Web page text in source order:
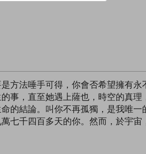
方法唾手可得，你會否希望擁有
事，直至她遇上薩也，時空的真理
的結論。叫你不再孤獨，是我唯
七千四百多天的你。然而，於宇宙